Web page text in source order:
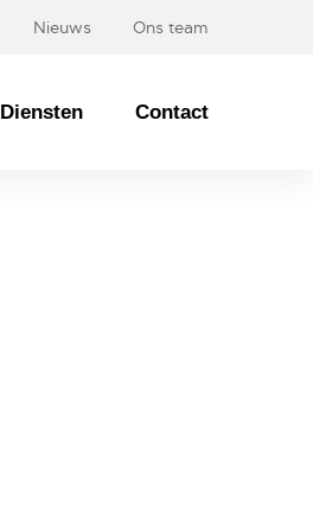
Nieuws Ons team
Diensten Contact